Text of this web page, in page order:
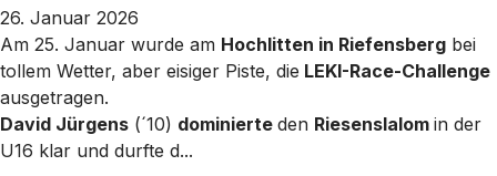
26. Januar 2026
Am 25. Januar wurde am Hochlitten in Riefensberg bei
tollem Wetter, aber eisiger Piste, die LEKI-Race-Challenge
ausgetragen.
David Jürgens (´10) dominierte den Riesenslalom in der
U16 klar und durfte d...